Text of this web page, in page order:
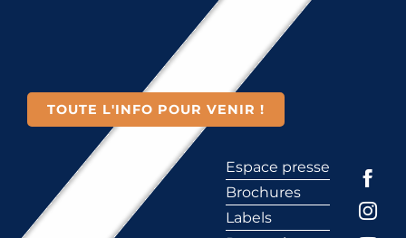
TOUTE L'INFO POUR VENIR !
Espace presse
Brochures
Labels